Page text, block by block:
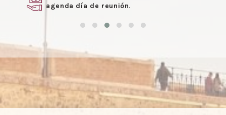
agenda día de reunión.